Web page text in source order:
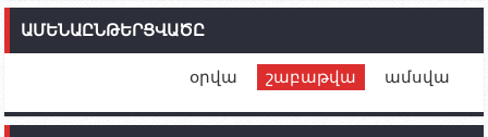
ունեն. կիպրոսցի խորհրդարանականը՝ Ալեն
Ֆրանսիայի ԱԳ նախարարը կայցելի Հայաստան
ԱՄԵՆԱԸՆԹԵՐՑՎԱԾԸ
օրվա շաբաթվա ամսվա